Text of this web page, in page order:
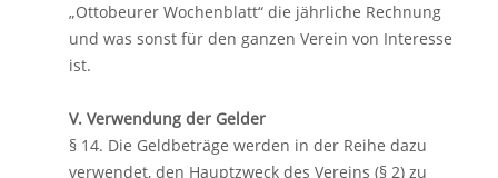
„Ottobeurer Wochenblatt“ die jährliche Rechnung
und was sonst für den ganzen Verein von Interesse
ist.
V. Verwendung der Gelder
§ 14. Die Geldbeträge werden in der Reihe dazu
verwendet, den Hauptzweck des Vereins (§ 2) zu